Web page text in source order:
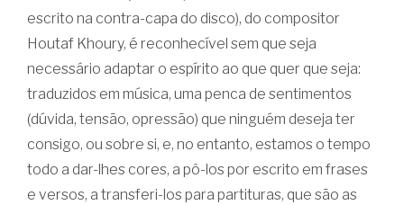
escrito na contra-capa do disco), do compositor
Houtaf Khoury, é reconhecível sem que seja
necessário adaptar o espírito ao que quer que seja:
traduzidos em música, uma penca de sentimentos
(dúvida, tensão, opressão) que ninguém deseja ter
consigo, ou sobre si, e, no entanto, estamos o tempo
todo a dar-lhes cores, a pô-los por escrito em frases
e versos, a transferi-los para partituras, que são as